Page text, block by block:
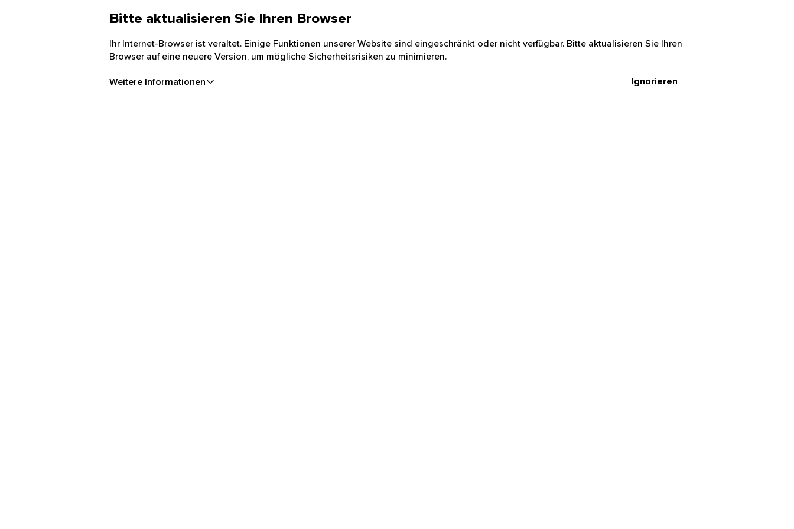
Bitte aktualisieren Sie Ihren Browser
Ihr Internet-Browser ist veraltet. Einige Funktionen unserer Website sind eingeschränkt oder nicht verfügbar. Bitte aktualisieren Sie Ihren
Browser auf eine neuere Version, um mögliche Sicherheitsrisiken zu minimieren.
Weitere Informationen Ignorieren